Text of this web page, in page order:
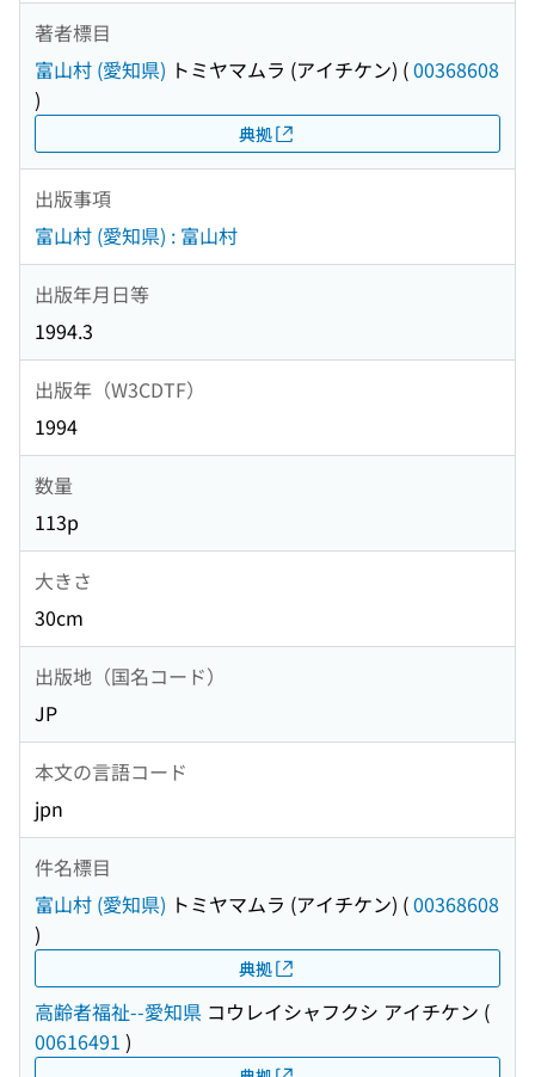
著者標目
富山村 (愛知県) トミヤマムラ (アイチケン) (00368608
)
典拠
出版事項
富山村 (愛知県) : 富山村
出版年月日等
1994.3
出版年（W3CDTF）
1994
数量
113p
大きさ
30cm
出版地（国名コード）
JP
本文の言語コード
jpn
件名標目
富山村 (愛知県) トミヤマムラ (アイチケン) (00368608
)
典拠
高齢者福祉--愛知県 コウレイシャフクシ アイチケン (
00616491 )